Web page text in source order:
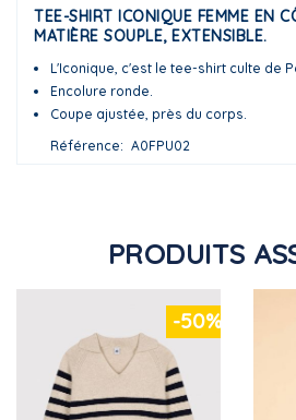
TEE-SHIRT ICONIQUE FEMME EN
MATIÈRE SOUPLE, EXTENSIBLE.
L'Iconique, c'est le tee-shirt culte de
Encolure ronde.
Coupe ajustée, près du corps.
Référence
A0FPU02
PRODUITS
-50%